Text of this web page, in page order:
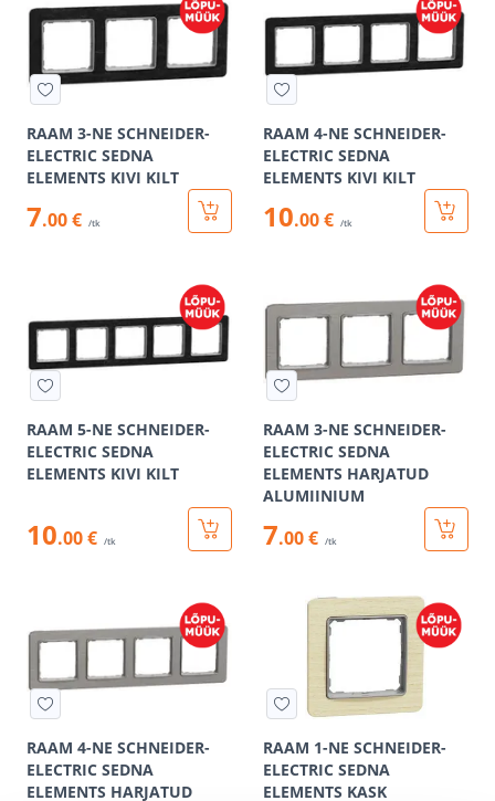
RAAM 3-NE SCHNEIDER-
ELECTRIC SEDNA
ELEMENTS KIVI KILT
7.00 € /tk
RAAM 4-NE SCHNEIDER-
ELECTRIC SEDNA
ELEMENTS KIVI KILT
10.00 € /tk
RAAM 5-NE SCHNEIDER-
ELECTRIC SEDNA
ELEMENTS KIVI KILT
10.00 € /tk
RAAM 3-NE SCHNEIDER-
ELECTRIC SEDNA
ELEMENTS HARJATUD
ALUMIINIUM
7.00 € /tk
RAAM 4-NE SCHNEIDER-
ELECTRIC SEDNA
ELEMENTS HARJATUD
RAAM 1-NE SCHNEIDER-
ELECTRIC SEDNA
ELEMENTS KASK